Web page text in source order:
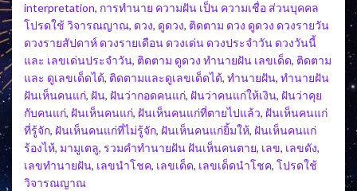
interpretation, การทำนาย ความฝัน เป็น ความเชื่อ ส่วนบุคคล
โปรดใช้ วิจารณญาณ, ดวง, ดูดวง, ติดตาม ดวง ดูดวง ดวงรายวัน
ดวงรายสัปดาห์ ดวงรายเดือน ดวงเด่น ดวงประจำวัน ดวงวันนี้
และ เลขเด่นประจำวัน, ติดตาม ดูดวง ทำนายฝัน เลขเด็ด, ติดตาม
และ ดูเลขเด็ดได้, ติดตามและดูเลขเด็ดได้, ทำนายฝัน, ทำนายฝัน
ฝันเห็นคนแก่, ฝัน, ฝันว่ากอดคนแก่, ฝันว่าคนแก่ให้เงิน, ฝันว่าคุย
กับคนแก่, ฝันเห็นคนแก่, ฝันเห็นคนแก่ที่ตายไปแล้ว, ฝันเห็นคนแก่
ที่รู้จัก, ฝันเห็นคนแก่ที่ไม่รู้จัก, ฝันเห็นคนแก่ยิ้มให้, ฝันเห็นคนแก่
ร้องไห้, มามูเตลู, รวมคำทำนายฝัน ฝันเห็นคนตาย, เลข, เลขดัง,
เลขทำนายฝัน, เลขนำโชค, เลขเด็ด, เลขเด็ดนำโชค, โปรดใช้
วิจารณญาณ